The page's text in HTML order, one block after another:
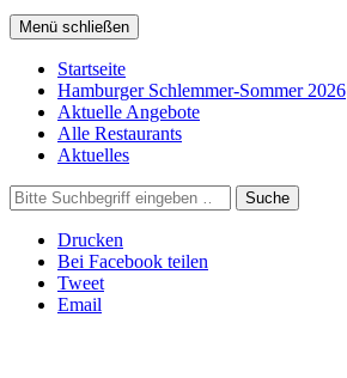
Menü schließen
Startseite
Hamburger Schlemmer-Sommer 2026
Aktuelle Angebote
Alle Restaurants
Aktuelles
Suche
Drucken
Bei Facebook teilen
Tweet
Email